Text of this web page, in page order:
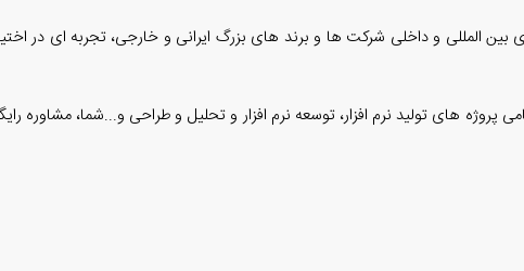
المللی و داخلی شرکت ها و برند های بزرگ ایرانی و خارجی، تجربه ای در
پروژه های تولید نرم افزار، توسعه نرم افزار و تحلیل و طراحی و...شما، مشاوره